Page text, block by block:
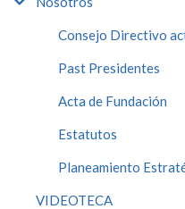
Consejo Directivo
Past Presidentes
Acta de Fundación
Estatutos
Planeamiento
VIDEOTECA